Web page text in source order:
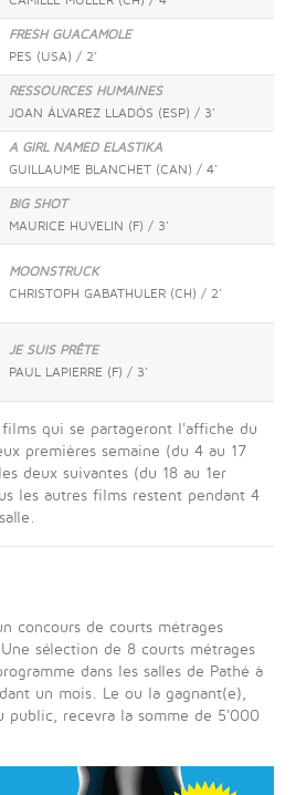
FRESH GUACAMOLE
PES (USA) / 2’
RESSOURCES HUMAINES
JOAN ÁLVAREZ LLADÓS (ESP) / 3'
A GIRL NAMED ELASTIKA
GUILLAUME BLANCHET (CAN) / 4'
BIG SHOT
MAURICE HUVELIN (F) / 3'
MOONSTRUCK
CHRISTOPH GABATHULER (CH) / 2'
JE SUIS PRÊTE
PAUL LAPIERRE (F) / 3'
qui se partageront l'affiche du
premières semaine (du 4 au 17
deux suivantes (du 18 au 1er
les autres films restent pendant 4
concours de courts métrages
sélection de 8 courts métrages
dans les salles de Pathé à
un mois. Le ou la gagnant(e),
public, recevra la somme de 5'000